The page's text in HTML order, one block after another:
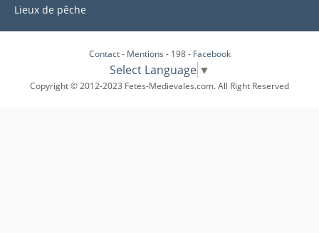
Lieux de pêche
Contact- Mentions - 198 - Facebook
Select Language ▼
Copyright © 2012-2023 Fetes-Medievales.com. All Right Reserved